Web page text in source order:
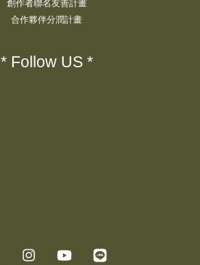
創作者聯名友善計畫
合作夥伴分潤計畫
* Follow US *
Facebook Instagram YouTube